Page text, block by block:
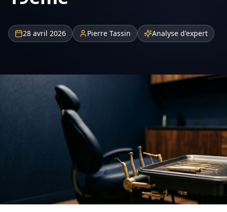
28 avril 2026 Pierre Tassin Analyse d'expert